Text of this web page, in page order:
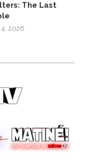
The Last
2026